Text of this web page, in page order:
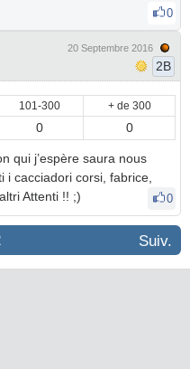
0
20 Septembre 2016
2B
101-300 + de 300
0 0
qui j’espère saura nous
i cacciadori corsi, fabrice,
Attenti !! ;)
0
Suiv.